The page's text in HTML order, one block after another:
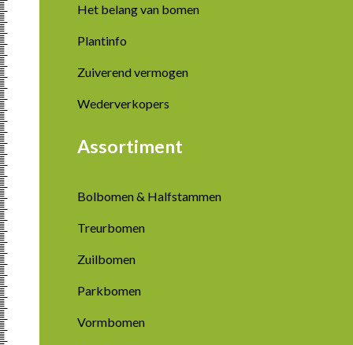
Het belang van bomen
Plantinfo
Zuiverend vermogen
Wederverkopers
Assortiment
Bolbomen & Halfstammen
Treurbomen
Zuilbomen
Parkbomen
Vormbomen